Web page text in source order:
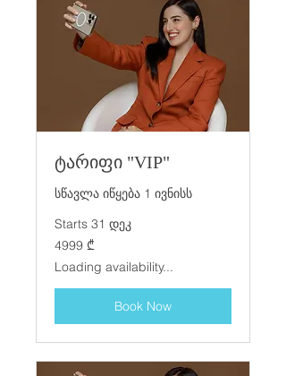
ტარიფი "VIP"
სწავლა იწყება 1 ივნისს
Starts 31 დეკ
4999
ქართული
4999 ₾
Loading availability...
Book Now